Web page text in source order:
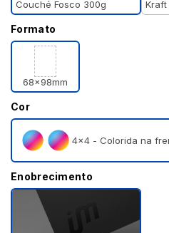
Couché Fosco 300g Kraft
Formato
68x98mm
Cor
4×4 - Colorida na
Enobrecimento